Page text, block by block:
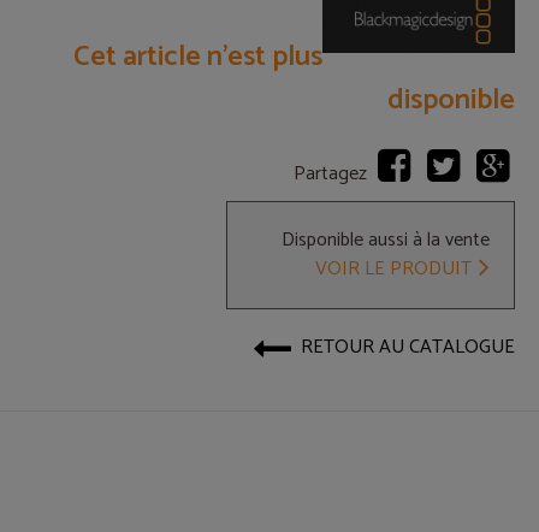
Cet article n’est plus
disponible
Partagez
Disponible aussi à la vente
VOIR LE PRODUIT
RETOUR AU CATALOGUE